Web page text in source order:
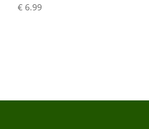
€ 6.99